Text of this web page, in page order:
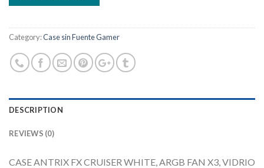
Category:Case sin Fuente Gamer
DESCRIPTION
REVIEWS (0)
CASE ANTRIX FX CRUISER WHITE, ARGB FAN X3, VIDRIO